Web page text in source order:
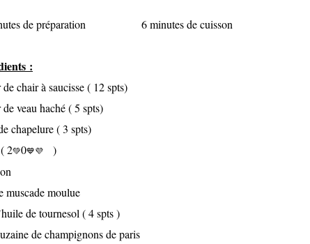
de préparation 6 minutes de cuisson
:
chair à saucisse ( 12 spts)
veau haché ( 5 spts)
chapelure ( 3 spts)
2💚0💙💜
)
muscade moulue
de tournesol ( 4 spts )
de champignons de paris